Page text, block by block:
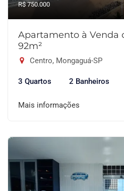
R$ 750.000
Apartamento à Venda
92m²
Centro, Mongaguá-SP
3 Quartos 2 Banheiros
Mais informações